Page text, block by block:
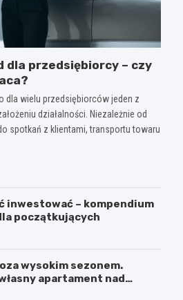
dla przedsiębiorcy – czy
dla wielu przedsiębiorców jeden z
działalności. Niezależnie od
spotkań z klientami, transportu towaru
inwestować – kompendium
początkujących
wysokim sezonem.
apartament nad